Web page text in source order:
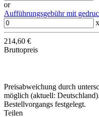
or
Aufführungsgebühr mit
214,60 €
Bruttopreis
Preisabweichung durch
möglich (aktuell:
Bestellvorgangs festgelegt.
Teilen